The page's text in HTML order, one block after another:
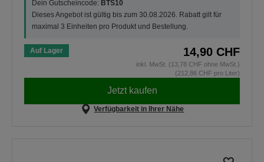
Dein Gutscheincode: BTS10
Dieses Angebot ist gültig bis zum 30.08.2026. Rabatt gilt für
maximal 3 Einheiten pro Produkt und Bestellung.
Auf Lager 14,90 CHF
inkl. MwSt. (13,78 CHF ohne MwSt.)
(212,86 CHF pro Liter)
Jetzt kaufen
Verfügbarkeit in Ihrer Nähe